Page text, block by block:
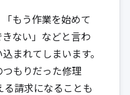
もう作業を始めて
ない」などと言わ
まれてしまいます。
もりだった修理
請求になることも